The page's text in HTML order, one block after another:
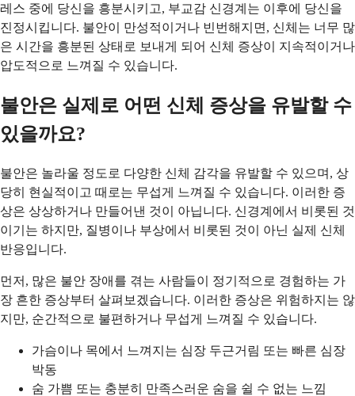
레스 중에 당신을 흥분시키고, 부교감 신경계는 이후에 당신을
진정시킵니다. 불안이 만성적이거나 빈번해지면, 신체는 너무 많
은 시간을 흥분된 상태로 보내게 되어 신체 증상이 지속적이거나
압도적으로 느껴질 수 있습니다.
불안은 실제로 어떤 신체 증상을 유발할 수
있을까요?
불안은 놀라울 정도로 다양한 신체 감각을 유발할 수 있으며, 상
당히 현실적이고 때로는 무섭게 느껴질 수 있습니다. 이러한 증
상은 상상하거나 만들어낸 것이 아닙니다. 신경계에서 비롯된 것
이기는 하지만, 질병이나 부상에서 비롯된 것이 아닌 실제 신체
반응입니다.
먼저, 많은 불안 장애를 겪는 사람들이 정기적으로 경험하는 가
장 흔한 증상부터 살펴보겠습니다. 이러한 증상은 위험하지는 않
지만, 순간적으로 불편하거나 무섭게 느껴질 수 있습니다.
가슴이나 목에서 느껴지는 심장 두근거림 또는 빠른 심장
박동
숨 가쁨 또는 충분히 만족스러운 숨을 쉴 수 없는 느낌